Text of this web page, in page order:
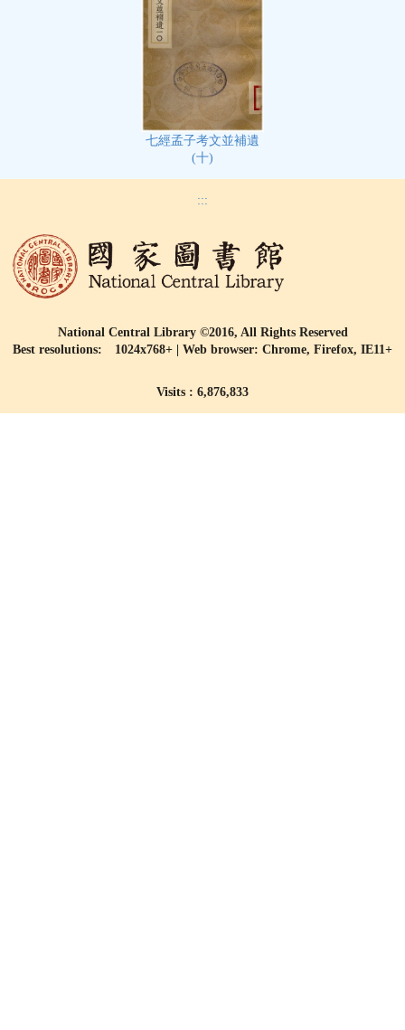
七經孟子考文並補遺
(十)
:::
National Central Library ©2016, All Rights Reserved
Best resolutions: 1024x768+ | Web browser: Chrome, Firefox, IE11+
Visits : 6,876,833